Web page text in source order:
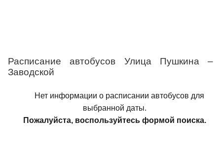
Расписание автобусов Улица Пушкина –
Заводской
Нет информации о расписании автобусов для
выбранной даты.
Пожалуйста, воспользуйтесь формой поиска.